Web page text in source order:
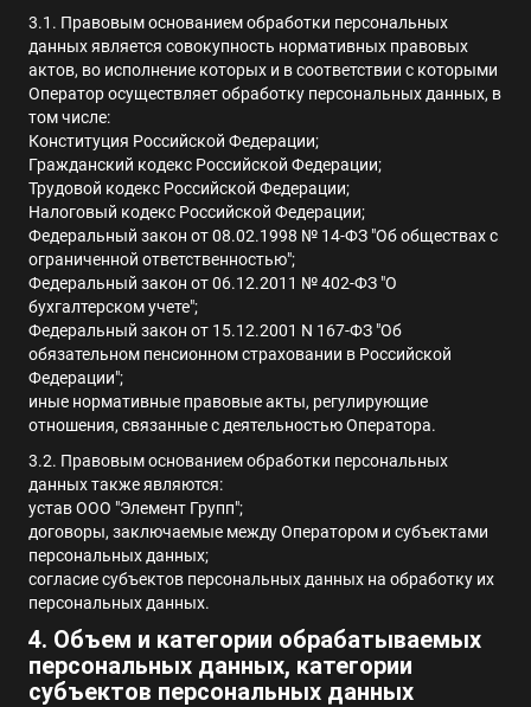
3.1. Правовым основанием обработки персональных
данных является совокупность нормативных правовых
актов, во исполнение которых и в соответствии с которыми
Оператор осуществляет обработку персональных данных, в
том числе:
Конституция Российской Федерации;
Гражданский кодекс Российской Федерации;
Трудовой кодекс Российской Федерации;
Налоговый кодекс Российской Федерации;
Федеральный закон от 08.02.1998 № 14-ФЗ "Об обществах с
ограниченной ответственностью";
Федеральный закон от 06.12.2011 № 402-ФЗ "О
бухгалтерском учете";
Федеральный закон от 15.12.2001 N 167-ФЗ "Об
обязательном пенсионном страховании в Российской
Федерации";
иные нормативные правовые акты, регулирующие
отношения, связанные с деятельностью Оператора.
3.2. Правовым основанием обработки персональных
данных также являются:
устав ООО "Элемент Групп";
договоры, заключаемые между Оператором и субъектами
персональных данных;
согласие субъектов персональных данных на обработку их
персональных данных.
4. Объем и категории обрабатываемых
персональных данных, категории
субъектов персональных данных